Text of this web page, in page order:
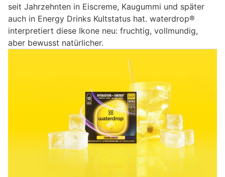
seit Jahrzehnten in Eiscreme, Kaugummi und später
auch in Energy Drinks Kultstatus hat. waterdrop®
interpretiert diese Ikone neu: fruchtig, vollmundig,
aber bewusst natürlicher.